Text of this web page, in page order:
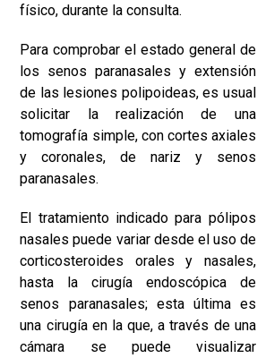
físico, durante la consulta.
Para comprobar el estado general de
los senos paranasales y extensión
de las lesiones polipoideas, es usual
solicitar la realización de una
tomografía simple, con cortes axiales
y coronales, de nariz y senos
paranasales.
El tratamiento indicado para pólipos
nasales puede variar desde el uso de
corticosteroides orales y nasales,
hasta la cirugía endoscópica de
senos paranasales; esta última es
una cirugía en la que, a través de una
cámara se puede visualizar